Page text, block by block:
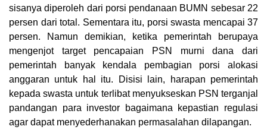
sisanya diperoleh dari porsi pendanaan BUMN sebesar 22
persen dari total. Sementara itu, porsi swasta mencapai 37
persen. Namun demikian, ketika pemerintah berupaya
mengenjot target pencapaian PSN murni dana dari
pemerintah banyak kendala pembagian porsi alokasi
anggaran untuk hal itu. Disisi lain, harapan pemerintah
kepada swasta untuk terlibat menyukseskan PSN terganjal
pandangan para investor bagaimana kepastian regulasi
agar dapat menyederhanakan permasalahan dilapangan.